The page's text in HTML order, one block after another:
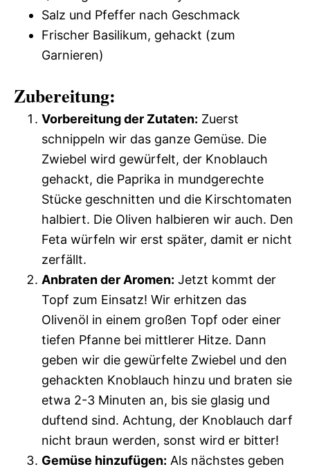
Salz und Pfeffer nach Geschmack
Frischer Basilikum, gehackt (zum
Garnieren)
Zubereitung:
Vorbereitung der Zutaten: Zuerst
schnippeln wir das ganze Gemüse. Die
Zwiebel wird gewürfelt, der Knoblauch
gehackt, die Paprika in mundgerechte
Stücke geschnitten und die Kirschtomaten
halbiert. Die Oliven halbieren wir auch. Den
Feta würfeln wir erst später, damit er nicht
zerfällt.
Anbraten der Aromen: Jetzt kommt der
Topf zum Einsatz! Wir erhitzen das
Olivenöl in einem großen Topf oder einer
tiefen Pfanne bei mittlerer Hitze. Dann
geben wir die gewürfelte Zwiebel und den
gehackten Knoblauch hinzu und braten sie
etwa 2-3 Minuten an, bis sie glasig und
duftend sind. Achtung, der Knoblauch darf
nicht braun werden, sonst wird er bitter!
Gemüse hinzufügen: Als nächstes geben